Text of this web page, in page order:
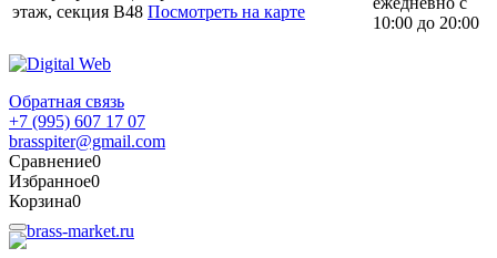
этаж, секция В48 Посмотреть на карте
10:00 до 20:00
Обратная связь
+7 (995) 607 17 07
brasspiter@gmail.com
Сравнение0
Избранное0
Корзина0